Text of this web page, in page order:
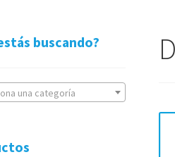
buscando?
una categoría